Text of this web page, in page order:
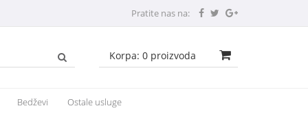
Pratite nas na:
Korpa: 0proizvoda
Bedževi Ostale usluge